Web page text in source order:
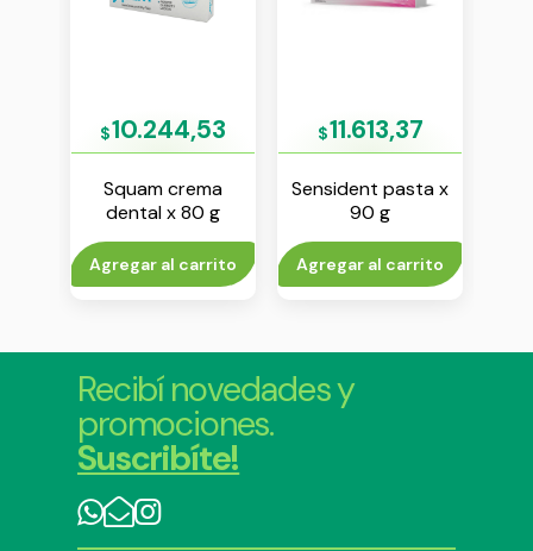
$10.244,53
Squam crema
dental x 80 g
Agregar al carrito
$11.613,37
Sensident pasta x
90 g
Agregar al carrito
Recibí novedades y
promociones.
Suscribíte!